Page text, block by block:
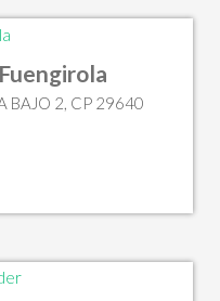
BAJO 2, CP 29640